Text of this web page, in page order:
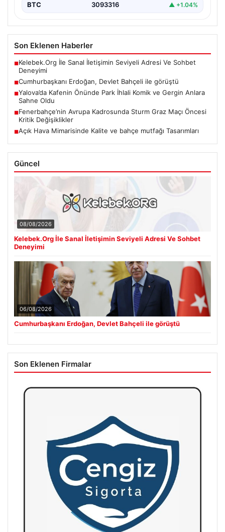
BTC 3093316 ▲ +1.04%
Son Eklenen Haberler
■Kelebek.Org İle Sanal İletişimin Seviyeli Adresi Ve Sohbet
Deneyimi
■Cumhurbaşkanı Erdoğan, Devlet Bahçeli ile görüştü
■Yalova’da Kafenin Önünde Park İhlali Komik ve Gergin Anlara
Sahne Oldu
■Fenerbahçe’nin Avrupa Kadrosunda Sturm Graz Maçı Öncesi
Kritik Değişiklikler
■Açık Hava Mimarisinde Kalite ve bahçe mutfağı Tasarımları
Güncel
08/08/2026
Kelebek.Org İle Sanal İletişimin Seviyeli Adresi Ve Sohbet
Deneyimi
06/08/2026
Cumhurbaşkanı Erdoğan, Devlet Bahçeli ile görüştü
Son Eklenen Firmalar